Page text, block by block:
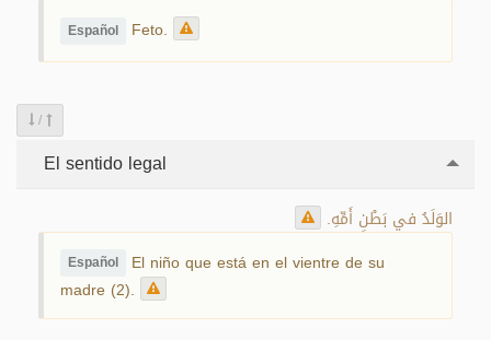
Español Feto.
/
El sentido legal
الوَلَدُ في بَطْنِ أَمِّهِ.
Español El niño que está en el vientre de su
madre (2).